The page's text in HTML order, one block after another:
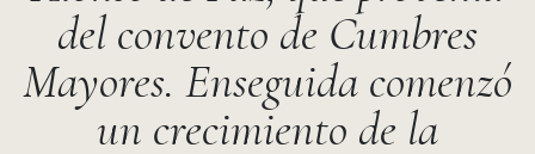
del convento de Cumbres
Mayores. Enseguida comenzó
un crecimiento de la